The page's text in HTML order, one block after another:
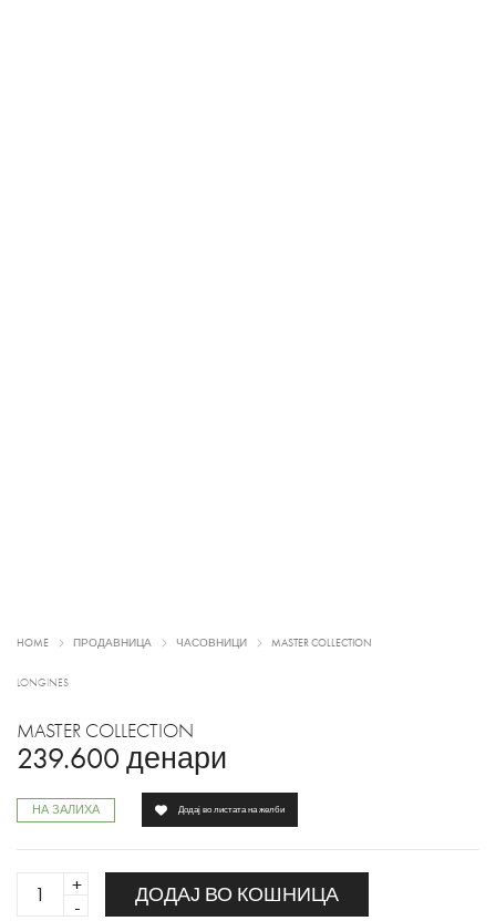
HOME ПРОДАВНИЦА ЧАСОВНИЦИ MASTER COLLECTION
LONGINES
MASTER COLLECTION
239.600 денари
НА ЗАЛИХА
MASTER
COLLECTION
ДОДАЈ ВО КОШНИЦА
Додај во листата на желби